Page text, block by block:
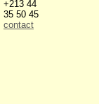
+213 44
35 50 45
contact